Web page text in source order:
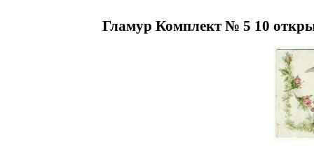
Гламур Комплект № 5 10